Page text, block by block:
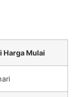
Harga Mulai